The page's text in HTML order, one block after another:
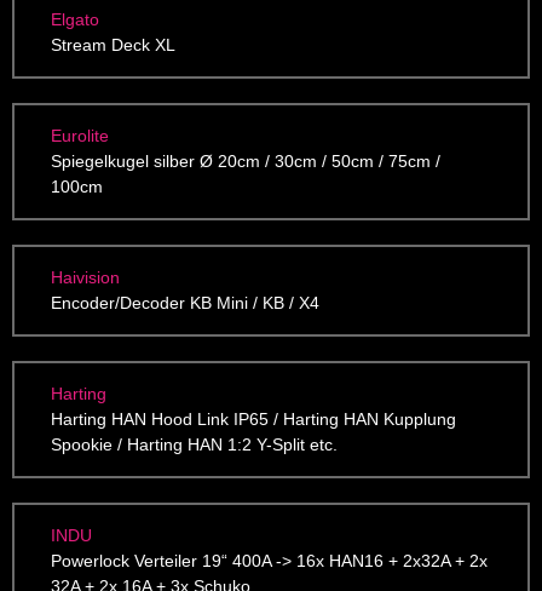
Elgato
Stream Deck XL
Eurolite
Spiegelkugel silber Ø 20cm / 30cm / 50cm / 75cm /
100cm
Haivision
Encoder/Decoder KB Mini / KB / X4
Harting
Harting HAN Hood Link IP65 / Harting HAN Kupplung
Spookie / Harting HAN 1:2 Y-Split etc.
INDU
Powerlock Verteiler 19“ 400A -> 16x HAN16 + 2x32A + 2x
32A + 2x 16A + 3x Schuko